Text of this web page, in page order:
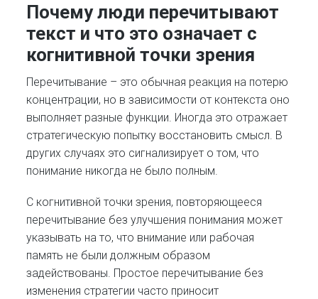
Почему люди перечитывают
текст и что это означает с
когнитивной точки зрения
Перечитывание – это обычная реакция на потерю
концентрации, но в зависимости от контекста оно
выполняет разные функции. Иногда это отражает
стратегическую попытку восстановить смысл. В
других случаях это сигнализирует о том, что
понимание никогда не было полным.
С когнитивной точки зрения, повторяющееся
перечитывание без улучшения понимания может
указывать на то, что внимание или рабочая
память не были должным образом
задействованы. Простое перечитывание без
изменения стратегии часто приносит